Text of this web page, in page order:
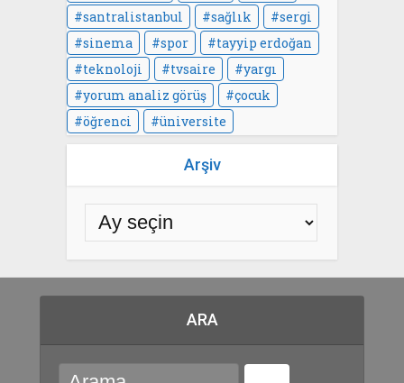
santralistanbul
sağlık
sergi
sinema
spor
tayyip erdoğan
teknoloji
tvsaire
yargı
yorum analiz görüş
çocuk
öğrenci
üniversite
Arşiv
ARA